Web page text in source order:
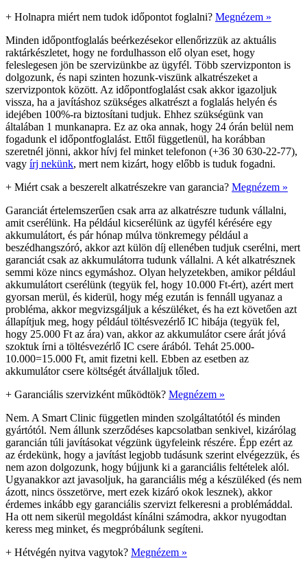
+ Holnapra miért nem tudok időpontot foglalni? Megnézem »
Minden időpontfoglalás beérkezésekor ellenőrizzük az aktuális
raktárkészletet, hogy ne fordulhasson elő olyan eset, hogy
feleslegesen jön be szervizünkbe az ügyfél. Több szervizponton is
dolgozunk, és napi szinten hozunk-viszünk alkatrészeket a
szervizpontok között. Az időpontfoglalást csak akkor igazoljuk
vissza, ha a javításhoz szükséges alkatrészt a foglalás helyén és
idejében 100%-ra biztosítani tudjuk. Ehhez szükségünk van
általában 1 munkanapra. Ez az oka annak, hogy 24 órán belül nem
fogadunk el időpontfoglalást. Ettől függetlenül, ha korábban
szeretnél jönni, akkor hívj fel minket telefonon (+36 30 630-22-77),
vagy írj nekünk, mert nem kizárt, hogy előbb is tuduk fogadni.
+ Miért csak a beszerelt alkatrészekre van garancia? Megnézem »
Garanciát értelemszerűen csak arra az alkatrészre tudunk vállalni,
amit cserélünk. Ha például kicserélünk az ügyfél kérésére egy
akkumulátort, és pár hónap múlva tönkremegy például a
beszédhangszóró, akkor azt külön díj ellenében tudjuk cserélni, mert
garanciát csak az akkumulátorra tudunk vállalni. A két alkatrésznek
semmi köze nincs egymáshoz. Olyan helyzetekben, amikor például
akkumulátort cserélünk (tegyük fel, hogy 10.000 Ft-ért), azért mert
gyorsan merül, és kiderül, hogy még ezután is fennáll ugyanaz a
probléma, akkor megvizsgáljuk a készüléket, és ha ezt követően azt
állapítjuk meg, hogy például töltésvezérlő IC hibája (tegyük fel,
hogy 25.000 Ft az ára) van, akkor az akkumulátor csere árát jóvá
szoktuk írni a töltésvezérlő IC csere árából. Tehát 25.000-
10.000=15.000 Ft, amit fizetni kell. Ebben az esetben az
akkumulátor csere költségét átvállaljuk tőled.
+ Garanciális szervizként működtök? Megnézem »
Nem. A Smart Clinic független minden szolgáltatótól és minden
gyártótól. Nem állunk szerződéses kapcsolatban senkivel, kizárólag
garancián túli javításokat végzünk ügyfeleink részére. Épp ezért az
az érdekünk, hogy a javítást legjobb tudásunk szerint elvégezzük, és
nem azon dolgozunk, hogy bújjunk ki a garanciális feltételek alól.
Ugyanakkor azt javasoljuk, ha garanciális még a készüléked (és nem
ázott, nincs összetörve, mert ezek kizáró okok lesznek), akkor
érdemes inkább egy garanciális szervizt felkeresni a problémáddal.
Ha ott nem sikerül megoldást kínálni számodra, akkor nyugodtan
keress meg minket, és megpróbálunk segíteni.
+ Hétvégén nyitva vagytok? Megnézem »